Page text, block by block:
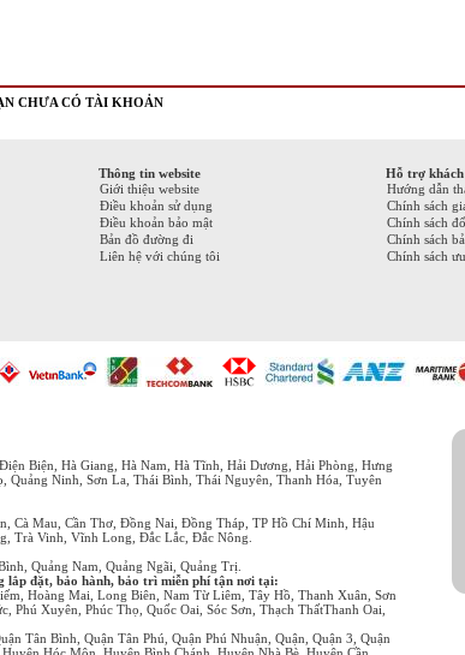
CHƯA CÓ TÀI KHOẢN
Thông tin website
Giới thiệu website
Điều khoản sử dụng
Điều khoản bảo mật
Bản đồ đường đi
Liên hệ với chúng tôi
Hỗ trợ khách
Hướng dẫn
Chính sách
Chính sách
Chính sách
Chính sách
Biện, Hà Giang, Hà Nam, Hà Tĩnh, Hải Dương, Hải Phòng, Hưng
Ninh, Sơn La, Thái Bình, Thái Nguyên, Thanh Hóa, Tuyên
Cà Mau, Cần Thơ, Đồng Nai, Đồng Tháp, TP Hồ Chí Minh, Hậu
Trà Vinh, Vĩnh Long, Đắc Lắc, Đắc Nông.
Quảng Nam, Quảng Ngãi, Quảng Trị.
lắp đặt, bảo hành, bảo trì miễn phí tận nơi tại:
Hoàng Mai, Long Biên, Nam Từ Liêm, Tây Hồ, Thanh Xuân, Sơn
Xuyên, Phúc Thọ, Quốc Oai, Sóc Sơn, Thạch ThấtThanh Oai,
Tân Bình, Quận Tân Phú, Quận Phú Nhuận, Quận, Quận 3, Quận